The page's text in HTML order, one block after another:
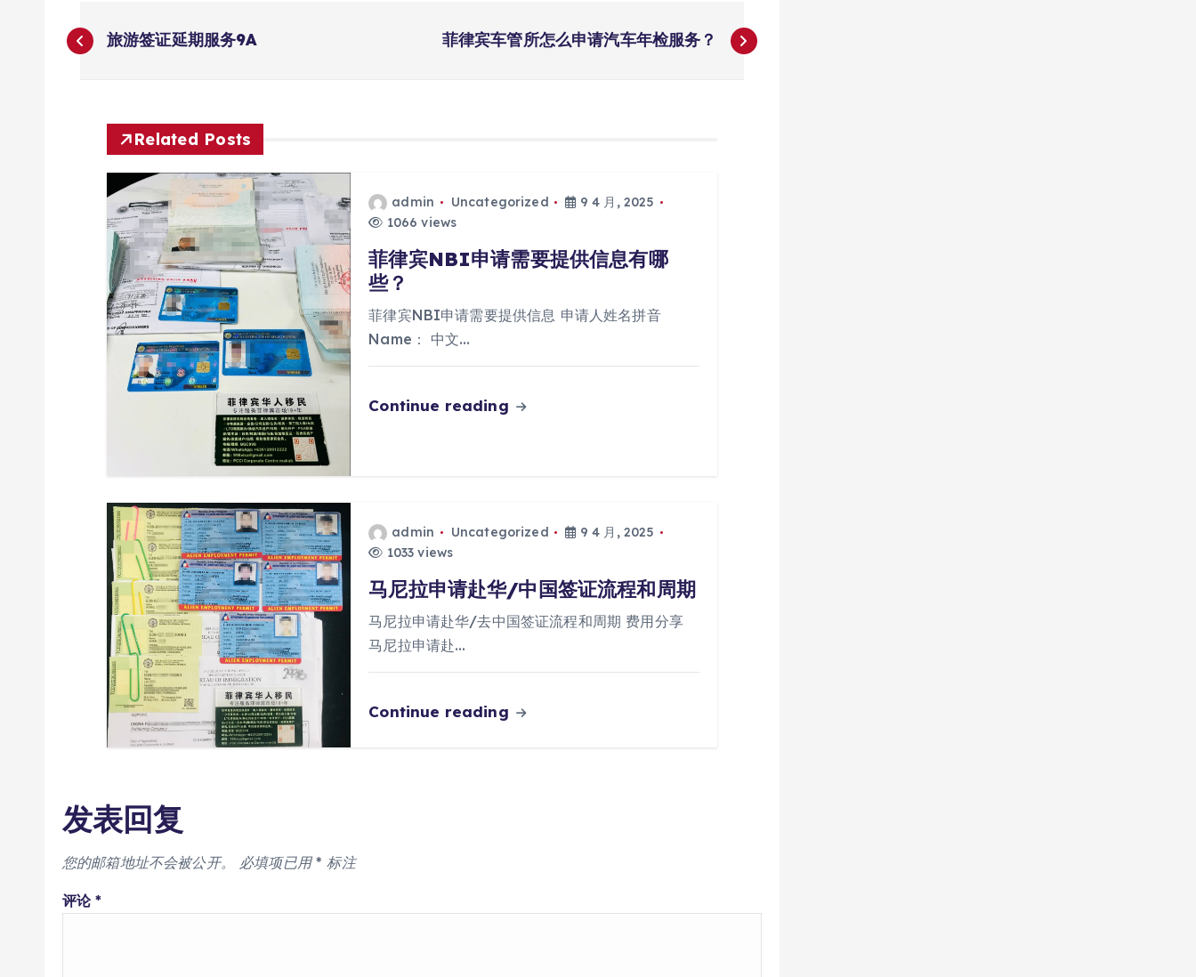
文
旅游签证延期服务9A 菲律宾车管所怎么申请汽车年检服务？
Related Posts
admin Uncategorized
9 4 月, 2025
1066 views
菲律宾NBI申请需要提供信息有哪
些？
菲律宾NBI申请需要提供信息 申请人姓名拼音
Name： 中文…
Continue reading
admin Uncategorized
9 4 月, 2025
1033 views
马尼拉申请赴华/中国签证流程和周期
马尼拉申请赴华/去中国签证流程和周期 费用分享
马尼拉申请赴…
Continue reading
发表回复
您的邮箱地址不会被公开。 必填项已用* 标注
评论*